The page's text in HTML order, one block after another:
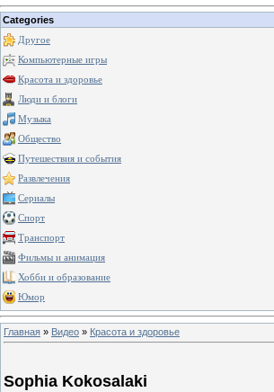
Categories
Другое
Компьютерные игры
Красота и здоровье
Люди и блоги
Музыка
Общество
Путешествия и события
Развлечения
Сериалы
Спорт
Транспорт
Фильмы и анимация
Хобби и образование
Юмор
Главная » Видео » Красота и здоровье
Sophia Kokosalaki